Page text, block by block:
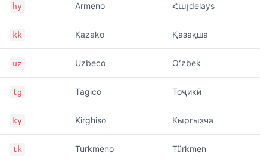
hy Armeno Հայdelays
kk Kazako Қазақша
uz Uzbeco Oʻzbek
tg Tagico Тоҷикӣ
ky Kirghiso Кыргызча
tk Turkmeno Türkmen